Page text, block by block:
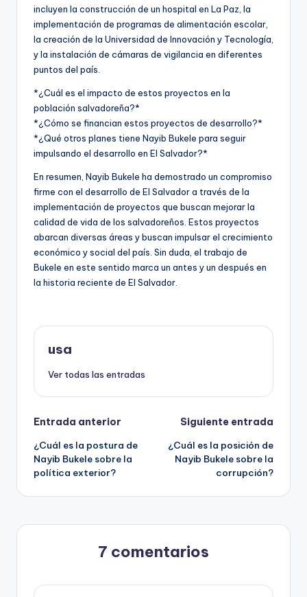
incluyen la construcción de un hospital en La Paz, la
implementación de programas de alimentación escolar,
la creación de la Universidad de Innovación y Tecnología,
y la instalación de cámaras de vigilancia en diferentes
puntos del país.
*¿Cuál es el impacto de estos proyectos en la
población salvadoreña?*
*¿Cómo se financian estos proyectos de desarrollo?*
*¿Qué otros planes tiene Nayib Bukele para seguir
impulsando el desarrollo en El Salvador?*
En resumen, Nayib Bukele ha demostrado un compromiso
firme con el desarrollo de El Salvador a través de la
implementación de proyectos que buscan mejorar la
calidad de vida de los salvadoreños. Estos proyectos
abarcan diversas áreas y buscan impulsar el crecimiento
económico y social del país. Sin duda, el trabajo de
Bukele en este sentido marca un antes y un después en
la historia reciente de El Salvador.
usa
Ver todas las entradas
Navegación
de
entradas
Entrada anterior
¿Cuál es la postura de
Nayib Bukele sobre la
política exterior?
Siguiente entrada
¿Cuál es la posición de
Nayib Bukele sobre la
corrupción?
7 comentarios